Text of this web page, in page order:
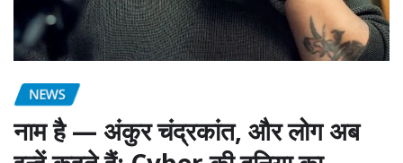
NEWS
नाम है — अंकुर चंद्रकांत, और लोग अब